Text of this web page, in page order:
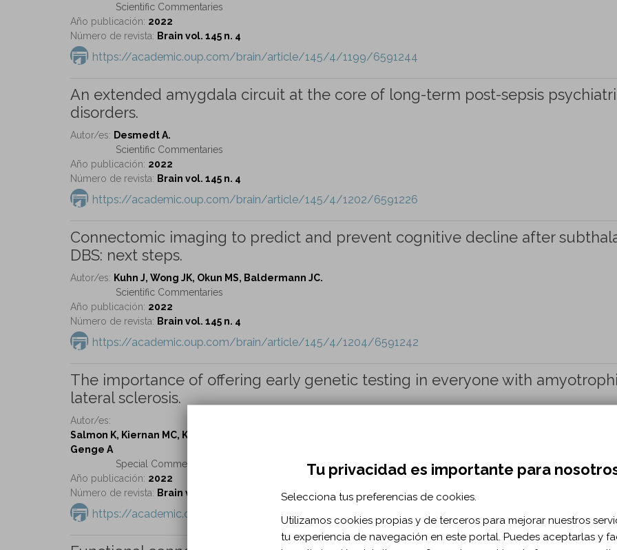
Scientific Commentaries
Año publicación: 2022
Número de revista: Brain vol. 145 n. 4
https://academic.oup.com/brain/article/145/4/1199/6591244
An extended amygdala circuit at the core of long-term post-sepsis
disorders.
Autor/es: Desmedt A.
Scientific Commentaries
Año publicación: 2022
Número de revista: Brain vol. 145 n. 4
https://academic.oup.com/brain/article/145/4/1202/6591226
Connectomic imaging to predict and prevent cognitive decline after
DBS: next steps.
Autor/es: Kuhn J, Wong JK, Okun MS, Baldermann JC.
Scientific Commentaries
Año publicación: 2022
Número de revista: Brain vol. 145 n. 4
https://academic.oup.com/brain/article/145/4/1204/6591242
The importance of offering early genetic testing in everyone with
lateral sclerosis.
Autor/es:
Salmon K, Kiernan MC, Kim SH, Andersen PM, Chio A, van den Berg LH, Van Damme P, Al-Chalabi A, Lillo P,
Genge A
Special Commentary
Año publicación: 2022
Número de revista: Brain vol. 145 n. 4
https://academic.oup.com/brain/article/145/4/1207/6501632
Tu privacidad es importante para
Selecciona tus preferencias de cookies.
Utilizamos cookies propias y de terceros para mejorar nuestros
tu experiencia de navegación en este portal. Puedes aceptarlas y